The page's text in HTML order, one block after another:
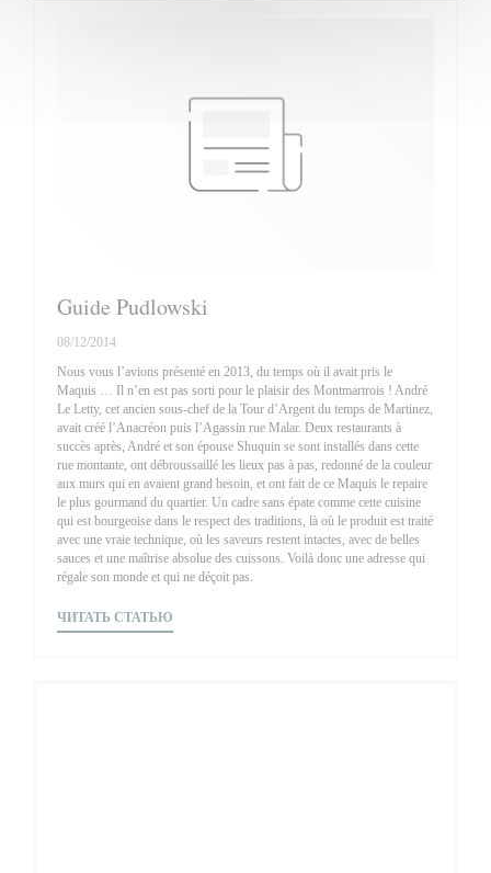
Guide Pudlowski
08/12/2014
Nous vous l’avions présenté en 2013, du temps où il avait pris le
Maquis … Il n’en est pas sorti pour le plaisir des Montmartrois ! André
Le Letty, cet ancien sous-chef de la Tour d’Argent du temps de Martinez,
avait créé l’Anacréon puis l’Agassin rue Malar. Deux restaurants à
succès après, André et son épouse Shuquin se sont installés dans cette
rue montante, ont débroussaillé les lieux pas à pas, redonné de la couleur
aux murs qui en avaient grand besoin, et ont fait de ce Maquis le repaire
le plus gourmand du quartier. Un cadre sans épate comme cette cuisine
qui est bourgeoise dans le respect des traditions, là où le produit est traité
avec une vraie technique, où les saveurs restent intactes, avec de belles
sauces et une maîtrise absolue des cuissons. Voilà donc une adresse qui
régale son monde et qui ne déçoit pas.
ЧИТАТЬ СТАТЬЮ